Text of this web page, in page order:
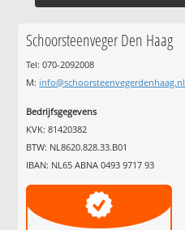
Schoorsteenveger Den Haag
Tel: 070-2092008
M: info@schoorsteenvegerdenhaag.nl
Bedrijfsgegevens
KVK: 81420382
BTW: NL8620.828.33.B01
IBAN: NL65 ABNA 0493 9717 93